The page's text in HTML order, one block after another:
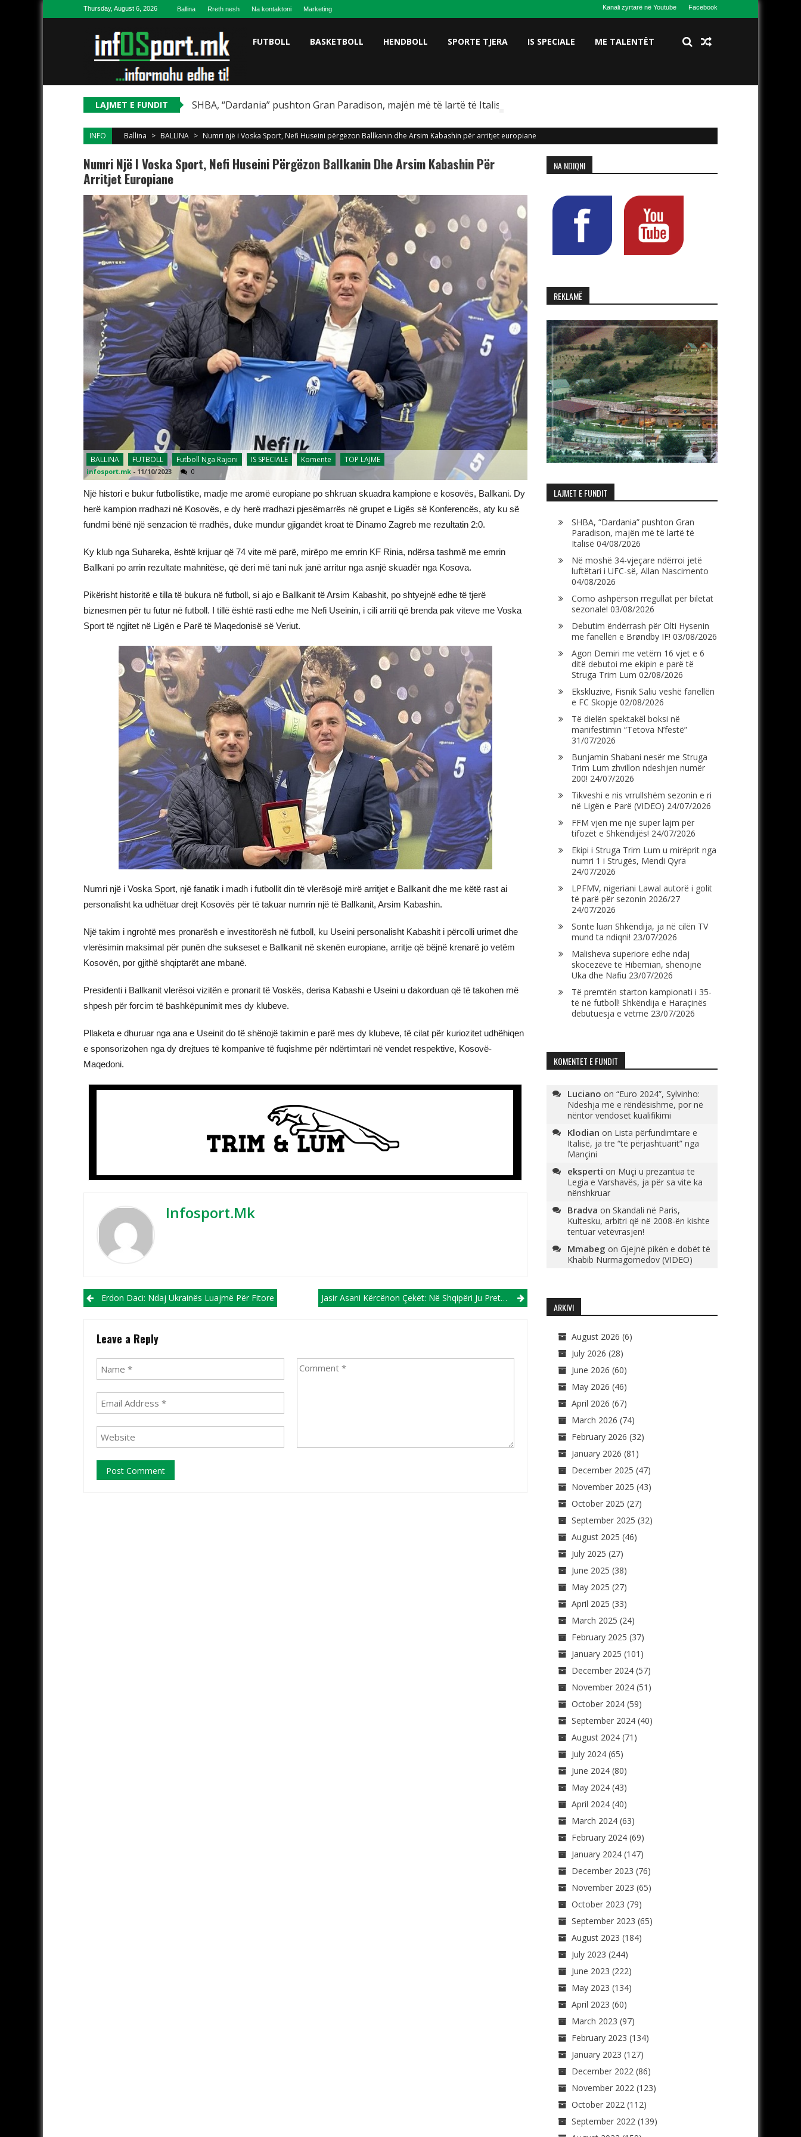
Skip to contentThursday, August 6, 2026 Ballina Rreth nesh Na kontaktoni Marketing Kanali zyrtarë në Youtube Facebook
FUTBOLL BASKETBOLL HENDBOLL SPORTE TJERA IS SPECIALE ME TALENTËT
LAJMET E FUNDIT SHBA, “Dardania” pushton Gran Paradison, majën më të lartë të Italisë
INFO Ballina > BALLINA > Numri një i Voska Sport, Nefi Huseini përgëzon Ballkanin dhe Arsim Kabashin për arritjet europiane
Numri Një I Voska Sport, Nefi Huseini Përgëzon Ballkanin Dhe Arsim Kabashin Për
Arritjet Europiane
BALLINA FUTBOLL Futboll Nga Rajoni IS SPECIALE Komente TOP LAJME
infosport.mk - 11/10/2023 0
Një histori e bukur futbollistike, madje me aromë europiane po shkruan skuadra kampione e kosovës, Ballkani. Dy
herë kampion rradhazi në Kosovës, e dy herë rradhazi pjesëmarrës në grupet e Ligës së Konferencës, aty ku së
fundmi bënë një senzacion të rradhës, duke mundur gjigandët kroat të Dinamo Zagreb me rezultatin 2:0.
Ky klub nga Suhareka, është krijuar që 74 vite më parë, mirëpo me emrin KF Rinia, ndërsa tashmë me emrin
Ballkani po arrin rezultate mahnitëse, që deri më tani nuk janë arritur nga asnjë skuadër nga Kosova.
Pikërisht historitë e tilla të bukura në futboll, si ajo e Ballkanit të Arsim Kabashit, po shtyejnë edhe të tjerë
biznesmen për tu futur në futboll. I tillë është rasti edhe me Nefi Useinin, i cili arriti që brenda pak viteve me Voska
Sport të ngjitet në Ligën e Parë të Maqedonisë së Veriut.
Numri një i Voska Sport, një fanatik i madh i futbollit din të vlerësojë mirë arritjet e Ballkanit dhe me këtë rast ai
personalisht ka udhëtuar drejt Kosovës për të takuar numrin një të Ballkanit, Arsim Kabashin.
Një takim i ngrohtë mes pronarësh e investitorësh në futboll, ku Useini personalisht Kabashit i përcolli urimet dhe
vlerësimin maksimal për punën dhe sukseset e Ballkanit në skenën europiane, arritje që bëjnë krenarë jo vetëm
Kosovën, por gjithë shqiptarët ane mbanë.
Presidenti i Ballkanit vlerësoi vizitën e pronarit të Voskës, derisa Kabashi e Useini u dakorduan që të takohen më
shpesh për forcim të bashkëpunimit mes dy klubeve.
Pllaketa e dhuruar nga ana e Useinit do të shënojë takimin e parë mes dy klubeve, të cilat për kuriozitet udhëhiqen
e sponsorizohen nga dy drejtues të kompanive të fuqishme për ndërtimtari në vendet respektive, Kosovë-
Maqedoni.
Infosport.mk
Post navigation
Erdon Daci: Ndaj Ukrainës Luajmë Për Fitore Jasir Asani Kërcënon Çekët: Në Shqipëri Ju Pret “Ferri”
Leave a Reply
NA NDIQNI
REKLAMË
LAJMET E FUNDIT
SHBA, “Dardania” pushton Gran
Paradison, majën më të lartë të
Italisë 04/08/2026
Në moshë 34-vjeçare ndërroi jetë
luftëtari i UFC-së, Allan Nascimento
04/08/2026
Como ashpërson rregullat për biletat
sezonale! 03/08/2026
Debutim ëndërrash për Olti Hysenin
me fanellën e Brøndby IF! 03/08/2026
Agon Demiri me vetëm 16 vjet e 6
ditë debutoi me ekipin e parë të
Struga Trim Lum 02/08/2026
Ekskluzive, Fisnik Saliu veshë fanellën
e FC Skopje 02/08/2026
Të dielën spektakël boksi në
manifestimin “Tetova N’festë”
31/07/2026
Bunjamin Shabani nesër me Struga
Trim Lum zhvillon ndeshjen numër
200! 24/07/2026
Tikveshi e nis vrrullshëm sezonin e ri
në Ligën e Parë (VIDEO) 24/07/2026
FFM vjen me një super lajm për
tifozët e Shkëndijës! 24/07/2026
Ekipi i Struga Trim Lum u mirëprit nga
numri 1 i Strugës, Mendi Qyra
24/07/2026
LPFMV, nigeriani Lawal autorë i golit
të parë për sezonin 2026/27
24/07/2026
Sonte luan Shkëndija, ja në cilën TV
mund ta ndiqni! 23/07/2026
Malisheva superiore edhe ndaj
skocezëve të Hibernian, shënojnë
Uka dhe Nafiu 23/07/2026
Të premtën starton kampionati i 35-
të në futboll! Shkëndija e Haraçinës
debutuesja e vetme 23/07/2026
KOMENTET E FUNDIT
Luciano on “Euro 2024”, Sylvinho:
Ndeshja më e rëndësishme, por në
nëntor vendoset kualifikimi
Klodian on Lista përfundimtare e
Italisë, ja tre “të përjashtuarit” nga
Mançini
eksperti on Muçi u prezantua te
Legia e Varshavës, ja për sa vite ka
nënshkruar
Bradva on Skandali në Paris,
Kultesku, arbitri që në 2008-ën kishte
tentuar vetëvrasjen!
Mmabeg on Gjejnë pikën e dobët të
Khabib Nurmagomedov (VIDEO)
ARKIVI
August 2026 (6)
July 2026 (28)
June 2026 (60)
May 2026 (46)
April 2026 (67)
March 2026 (74)
February 2026 (32)
January 2026 (81)
December 2025 (47)
November 2025 (43)
October 2025 (27)
September 2025 (32)
August 2025 (46)
July 2025 (27)
June 2025 (38)
May 2025 (27)
April 2025 (33)
March 2025 (24)
February 2025 (37)
January 2025 (101)
December 2024(57)
November 2024(51)
October 2024(59)
September 2024(40)
August 2024(71)
July 2024(65)
June 2024(80)
May 2024(43)
April 2024(40)
March 2024(63)
February 2024(69)
January 2024(147)
December 2023 (76)
November 2023 (65)
October 2023 (79)
September 2023 (65)
August 2023 (184)
July 2023 (244)
June 2023 (222)
May 2023 (134)
April 2023 (60)
March 2023 (97)
February 2023 (134)
January 2023 (127)
December 2022(86)
November 2022(123)
October 2022(112)
September 2022(139)